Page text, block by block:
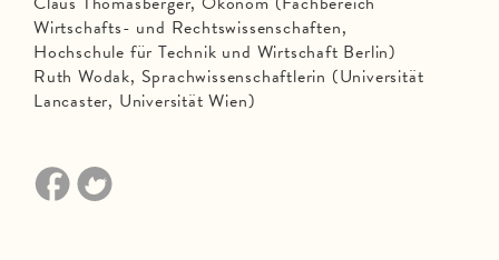
Wirtschafts- und Rechtswissenschaften,
Hochschule für Technik und Wirtschaft Berlin)
Ruth Wodak, Sprachwissenschaftlerin (Universität
Lancaster, Universität Wien)